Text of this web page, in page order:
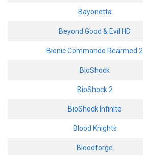
Bayonetta
Beyond Good & Evil HD
Bionic Commando Rearmed 2
BioShock
BioShock 2
BioShock Infinite
Blood Knights
Bloodforge